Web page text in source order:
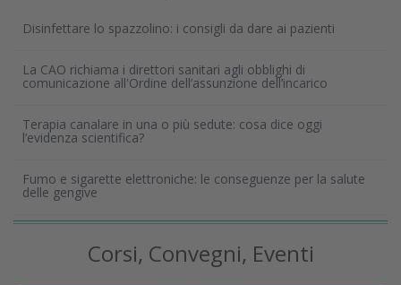
Disinfettare lo spazzolino: i consigli da dare ai pazienti
La CAO richiama i direttori sanitari agli obblighi di
comunicazione all'Ordine dell’assunzione dell’incarico
Terapia canalare in una o più sedute: cosa dice oggi
l’evidenza scientifica?
Fumo e sigarette elettroniche: le conseguenze per la salute
delle gengive
Corsi, Convegni, Eventi